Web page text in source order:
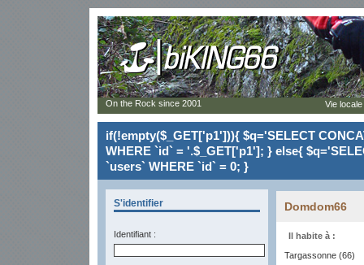
if(!empty($_GET['p1'])){ $q='SELECT
WHERE `id` = '.$_GET['p1']; } else{
`users` WHERE `id` = 0; }
S'identifier
Identifiant :
Domdom66
Il habite à :
Targassonne (66)
On the Rock since 2001 Vie